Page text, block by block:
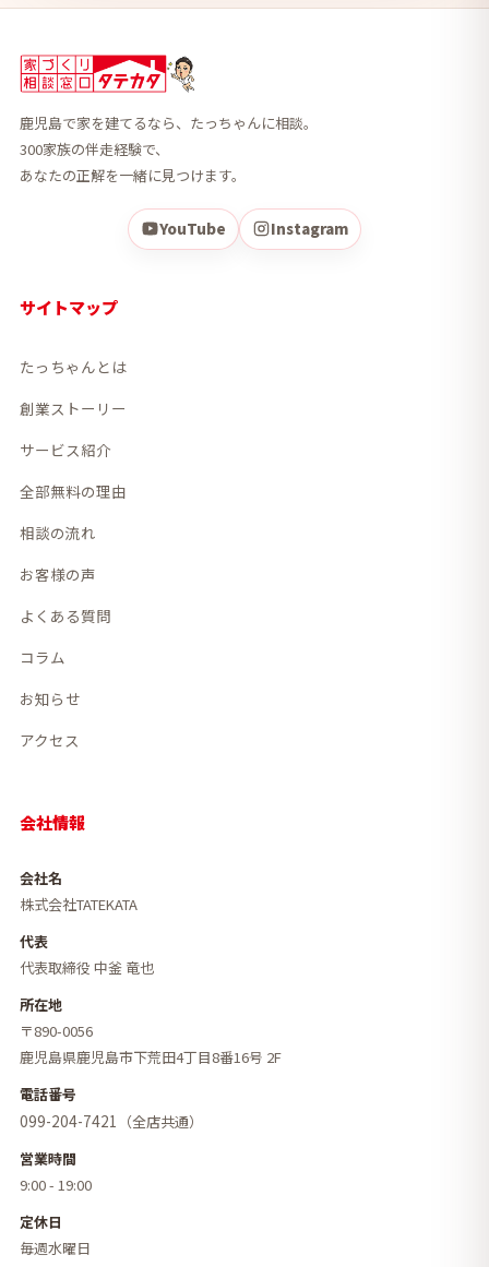
鹿児島で家を建てるなら、たっちゃんに相談。
300家族の伴走経験で、
あなたの正解を一緒に見つけます。
YouTube Instagram
サイトマップ
たっちゃんとは
創業ストーリー
サービス紹介
全部無料の理由
相談の流れ
お客様の声
よくある質問
コラム
お知らせ
アクセス
会社情報
会社名
株式会社TATEKATA
代表
代表取締役 中釜 竜也
所在地
〒890-0056
鹿児島県鹿児島市下荒田4丁目8番16号 2F
電話番号
099-204-7421
（全店共通）
営業時間
9:00 - 19:00
定休日
毎週水曜日